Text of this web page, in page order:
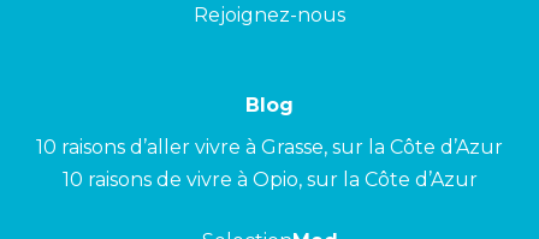
Rejoignez-nous
Blog
10 raisons d’aller vivre à Grasse, sur la Côte d’Azur
10 raisons de vivre à Opio, sur la Côte d’Azur